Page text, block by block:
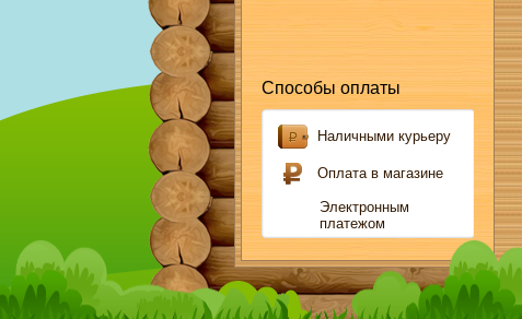
Способы оплаты
Наличными курьеру
Оплата в магазине
Электронным
платежом